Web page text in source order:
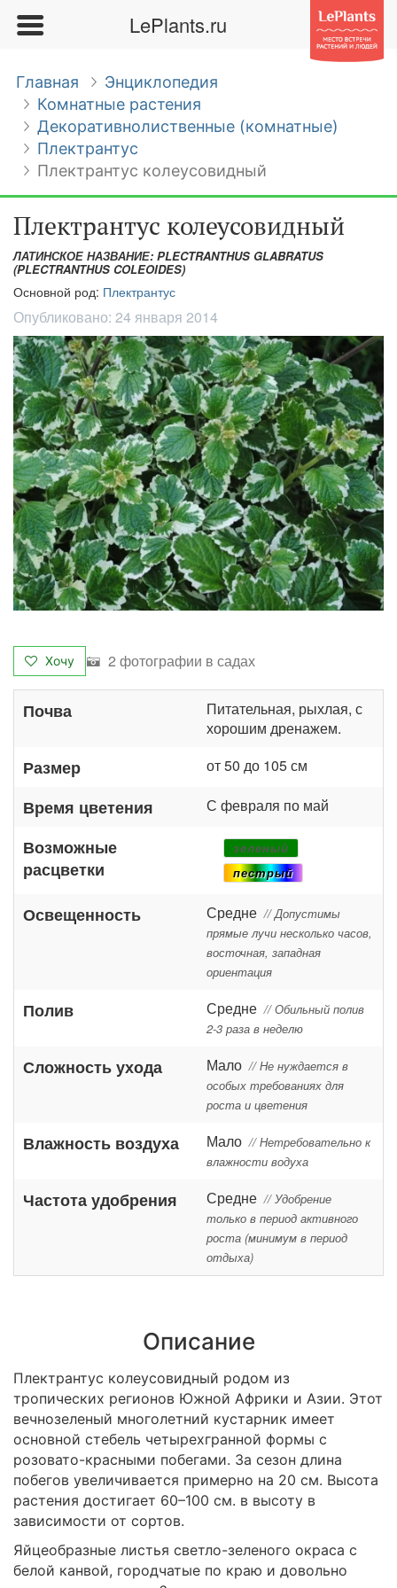
LePlants.ru
Главная
Энциклопедия
Комнатные растения
Декоративнолиственные (комнатные)
Плектрантус
Плектрантус колеусовидный
Плектрантус колеусовидный
ЛАТИНСКОЕ НАЗВАНИЕ: PLECTRANTHUS GLABRATUS
(PLECTRANTHUS COLEOIDES)
Основной род: Плектрантус
Опубликовано: 24 января 2014
Хочу 2 фотографии в садах
Почва
Питательная, рыхлая, с
хорошим дренажем.
Размер от 50 до 105 см
Время цветения С февраля по май
Возможные
расцветки
зеленый
пестрый
Освещенность Средне // Допустимы
прямые лучи несколько часов,
восточная, западная
ориентация
Полив Средне // Обильный полив
2-3 раза в неделю
Сложность ухода Мало // Не нуждается в
особых требованиях для
роста и цветения
Влажность воздуха Мало // Нетребовательно к
влажности водуха
Частота удобрения Средне // Удобрение
только в период активного
роста (минимум в период
отдыха)
Описание
Плектрантус колеусовидный родом из
тропических регионов Южной Африки и Азии. Этот
вечнозеленый многолетний кустарник имеет
основной стебель четырехгранной формы с
розовато-красными побегами. За сезон длина
побегов увеличивается примерно на 20 см. Высота
растения достигает 60–100 см. в высоту в
зависимости от сортов.
Яйцеобразные листья светло-зеленого окраса с
белой канвой, городчатые по краю и довольно